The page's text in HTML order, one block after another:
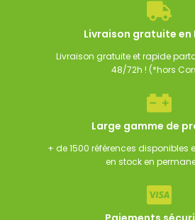
305,00€ TTC
Livraison gratuite en
Livraison gratuite et rapide
48/72h ! (*hors
Large gamme de
+ de 1500 références disponibles
en stock en